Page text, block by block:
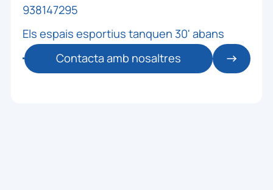
938147295
Els espais esportius tanquen 30' abans
Contacta amb nosaltres